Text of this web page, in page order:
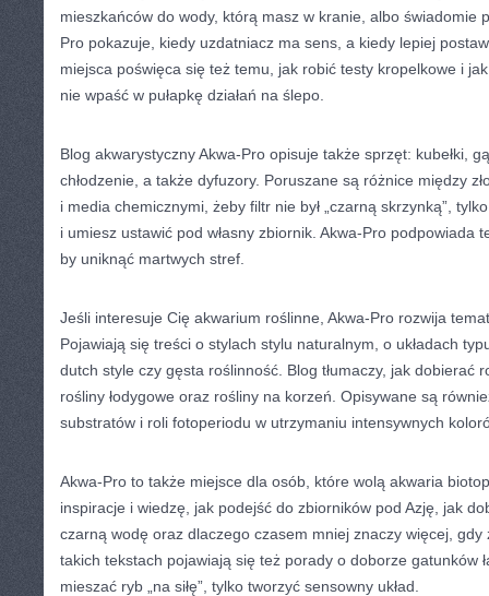
mieszkańców do wody, którą masz w kranie, albo świadomie
Pro pokazuje, kiedy uzdatniacz ma sens, a kiedy lepiej
miejsca poświęca się też temu, jak robić testy kropelkowe i
nie wpaść w pułapkę działań na ślepo.
Blog akwarystyczny Akwa-Pro opisuje także sprzęt: kubełki,
chłodzenie, a także dyfuzory. Poruszane są różnice między
i media chemicznymi, żeby filtr nie był „czarną skrzynką”,
i umiesz ustawić pod własny zbiornik. Akwa-Pro podpowiada
by uniknąć martwych stref.
Jeśli interesuje Cię akwarium roślinne, Akwa-Pro rozwija
Pojawiają się treści o stylach stylu naturalnym, o układach
dutch style czy gęsta roślinność. Blog tłumaczy, jak dobierać
rośliny łodygowe oraz rośliny na korzeń. Opisywane są
substratów i roli fotoperiodu w utrzymaniu intensywnych
Akwa-Pro to także miejsce dla osób, które wolą akwaria
inspiracje i wiedzę, jak podejść do zbiorników pod Azję, jak
czarną wodę oraz dlaczego czasem mniej znaczy więcej,
takich tekstach pojawiają się też porady o doborze gatunków
mieszać ryb „na siłę”, tylko tworzyć sensowny układ.